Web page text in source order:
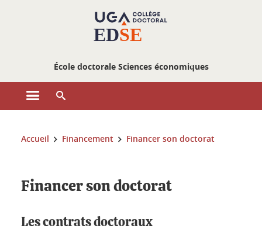
École doctorale Sciences économiques
Ouvrir le menu principal
Vous êtes ici :
Accueil Financement Financer son doctorat
Financer son doctorat
Les contrats doctoraux